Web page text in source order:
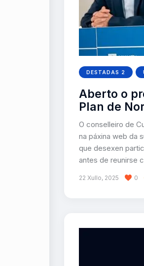
DESTADAS 2
Aberto o
Plan de
O conselleiro de
na páxina web da
que desexen
antes de reunirse
22 Xullo, 2025 0